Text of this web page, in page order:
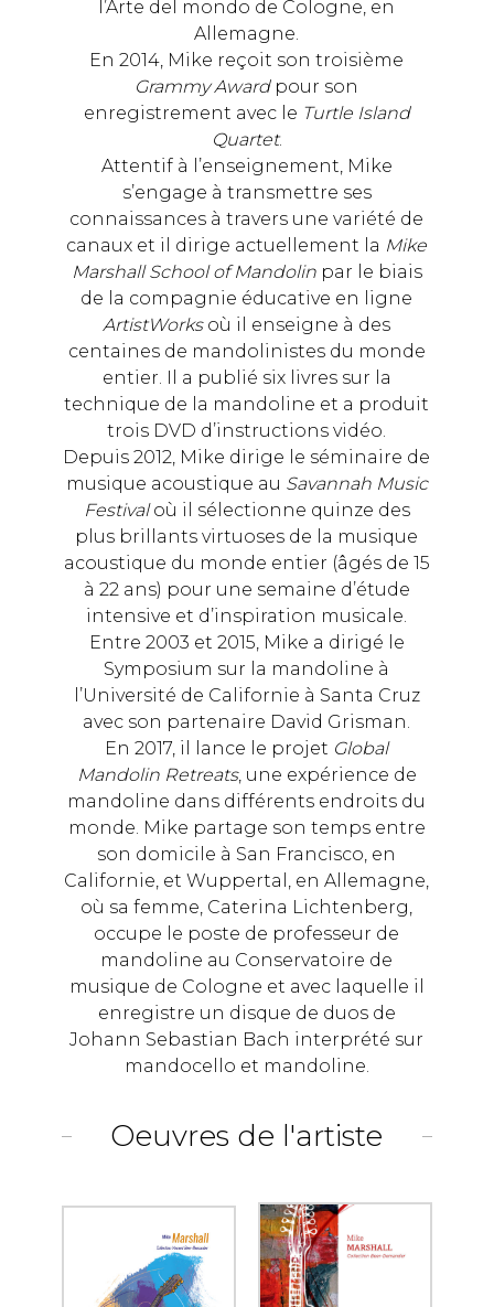
l’Arte del mondo de Cologne, en
Allemagne.
En 2014, Mike reçoit son troisième
Grammy Awardpour son
enregistrement avec le Turtle Island
Quartet.
Attentif à l’enseignement, Mike
s’engage à transmettre ses
connaissances à travers une variété de
canaux et il dirige actuellement la Mike
Marshall School of Mandolinpar le biais
de la compagnie éducative en ligne
ArtistWorksoù il enseigne à des
centaines de mandolinistes du monde
entier. Il a publié six livres sur la
technique de la mandoline et a produit
trois DVD d’instructions vidéo.
Depuis 2012, Mike dirige le séminaire de
musique acoustique au Savannah Music
Festivaloù il sélectionne quinze des
plus brillants virtuoses de la musique
acoustique du monde entier (âgés de 15
à 22 ans) pour une semaine d’étude
intensive et d’inspiration musicale.
Entre 2003 et 2015, Mike a dirigé le
Symposium sur la mandoline à
l’Université de Californie à Santa Cruz
avec son partenaire David Grisman.
En 2017, il lance le projet Global
Mandolin Retreats, une expérience de
mandoline dans différents endroits du
monde. Mike partage son temps entre
son domicile à San Francisco, en
Californie, et Wuppertal, en Allemagne,
où sa femme, Caterina Lichtenberg,
occupe le poste de professeur de
mandoline au Conservatoire de
musique de Cologne et avec laquelle il
enregistre un disque de duos de
Johann Sebastian Bach interprété sur
mandocello et mandoline.
Oeuvres de l'artiste